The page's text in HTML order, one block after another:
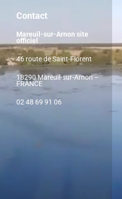
Contact
Mareuil-sur-Arnon site
officiel
46 route de Saint-Florent
18290 Mareuil-sur-Arnon –
FRANCE
02 48 69 91 06